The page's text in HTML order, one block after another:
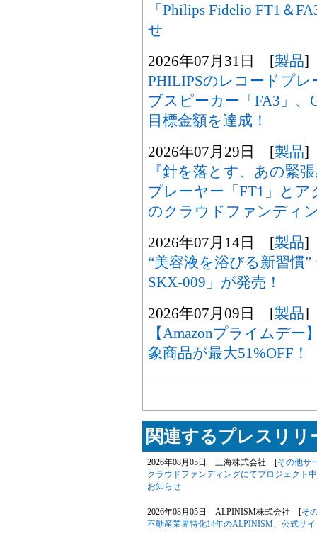
「Philips Fidelio FT1＆
せ
2026年07月31日 [製品]
PHILIPSのレコードプ
ブスピーカー「FA3」、
目標金額を達成！
2026年07月29日 [製品]
『針を落とす、あの緊
プレーヤー「FT1」と
のクラウドファンディ
2026年07月14日 [製品]
“美容液を浴びる新習慣
SKX-009」が発売！
2026年07月09日 [製品]
【Amazonプライムデ
象商品が最大51%OFF！
関連するプレスリリ
2026年08月05日 三海株式会社 [その他サ
クラウドファンディングにてプロジェクト
お知らせ
2026年08月05日 ALPINISM株式会社 [そ
不動産業界特化14年のALPINISM、公式サ